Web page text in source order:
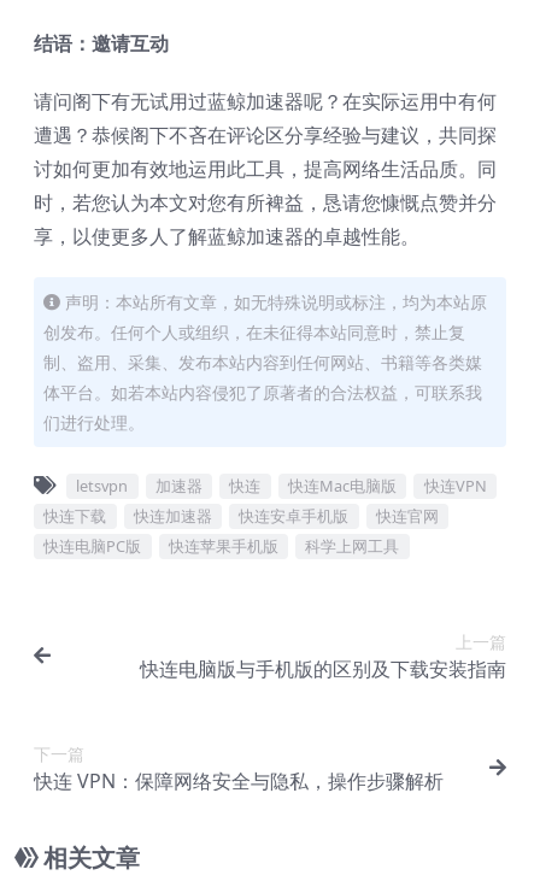
结语：邀请互动
请问阁下有无试用过蓝鲸加速器呢？在实际运用中有何
遭遇？恭候阁下不吝在评论区分享经验与建议，共同探
讨如何更加有效地运用此工具，提高网络生活品质。同
时，若您认为本文对您有所裨益，恳请您慷慨点赞并分
享，以使更多人了解蓝鲸加速器的卓越性能。
声明：本站所有文章，如无特殊说明或标注，均为本站原
创发布。任何个人或组织，在未征得本站同意时，禁止复
制、盗用、采集、发布本站内容到任何网站、书籍等各类媒
体平台。如若本站内容侵犯了原著者的合法权益，可联系我
们进行处理。
letsvpn 加速器 快连 快连Mac电脑版
快连VPN
快连下载
快连加速器 快连安卓手机版
快连官网
快连电脑PC版
快连苹果手机版 科学上网工具
上一篇
快连电脑版与手机版的区别及下载安装指南
下一篇
快连 VPN：保障网络安全与隐私，操作步骤解析
相关文章